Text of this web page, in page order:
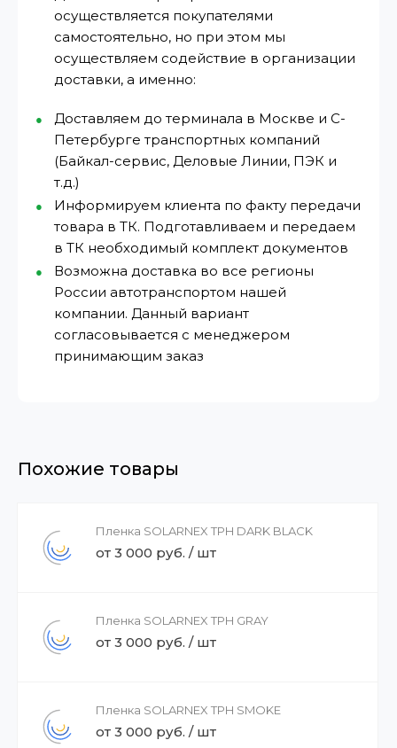
осуществляется покупателями
самостоятельно, но при этом мы
осуществляем содействие в организации
доставки, а именно:
Доставляем до терминала в Москве и С-
Петербурге транспортных компаний
(Байкал-сервис, Деловые Линии, ПЭК и
т.д.)
Информируем клиента по факту передачи
товара в ТК. Подготавливаем и передаем
в ТК необходимый комплект документов
Возможна доставка во все регионы
России автотранспортом нашей
компании. Данный вариант
согласовывается с менеджером
принимающим заказ
Похожие товары
Пленка SOLARNEX TPH DARK BLACK
от 3 000 руб. / шт
Пленка SOLARNEX TPH GRAY
от 3 000 руб. / шт
Пленка SOLARNEX TPH SMOKE
от 3 000 руб. / шт